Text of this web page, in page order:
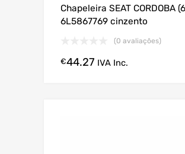
Chapeleira SEAT CORDOBA
6L5867769 cinzento
(0 avaliações)
€44.27 IVA Inc.